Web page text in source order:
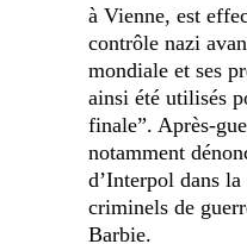
à Vienne, est
contrôle nazi
mondiale et ses
ainsi été utilisés
finale”. Après-
notamment
d’Interpol dans la
criminels de
Barbie.